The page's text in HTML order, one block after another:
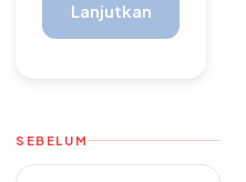
Lanjutkan
SEBELUM